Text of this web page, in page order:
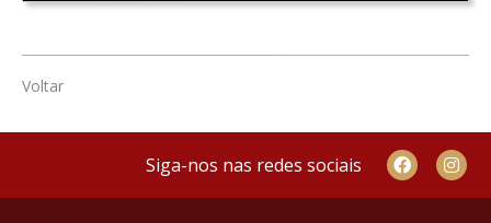
Voltar
Siga-nos nas redes sociais